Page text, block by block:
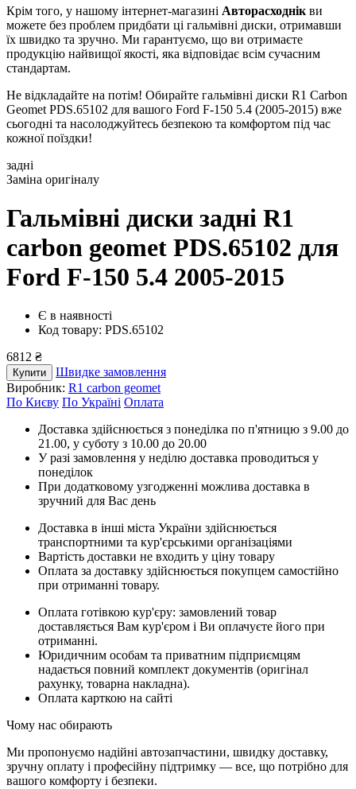
Крім того, у нашому інтернет-магазині Авторасходнік ви
можете без проблем придбати ці гальмівні диски, отримавши
їх швидко та зручно. Ми гарантуємо, що ви отримаєте
продукцію найвищої якості, яка відповідає всім сучасним
стандартам.
Не відкладайте на потім! Обирайте гальмівні диски R1 Carbon
Geomet PDS.65102 для вашого Ford F-150 5.4 (2005-2015) вже
сьогодні та насолоджуйтесь безпекою та комфортом під час
кожної поїздки!
задні
Заміна оригіналу
Гальмівні диски задні R1
carbon geomet PDS.65102 для
Ford F-150 5.4 2005-2015
Є в наявності
Код товару: PDS.65102
6812 ₴
Купити
Швидке замовлення
Виробник: R1 carbon geomet
По Києву По Україні Оплата
Доставка здійснюється з понеділка по п'ятницю з 9.00 до
21.00, у суботу з 10.00 до 20.00
У разі замовлення у неділю доставка проводиться у
понеділок
При додатковому узгодженні можлива доставка в
зручний для Вас день
Доставка в інші міста України здійснюється
транспортними та кур'єрськими організаціями
Вартість доставки не входить у ціну товару
Оплата за доставку здійснюється покупцем самостійно
при отриманні товару.
Оплата готівкою кур'єру: замовлений товар
доставляється Вам кур'єром і Ви оплачуєте його при
отриманні.
Юридичним особам та приватним підприємцям
надається повний комплект документів (оригінал
рахунку, товарна накладна).
Оплата карткою на сайті
Чому нас обирають
Ми пропонуємо надійні автозапчастини, швидку доставку,
зручну оплату і професійну підтримку — все, що потрібно для
вашого комфорту і безпеки.